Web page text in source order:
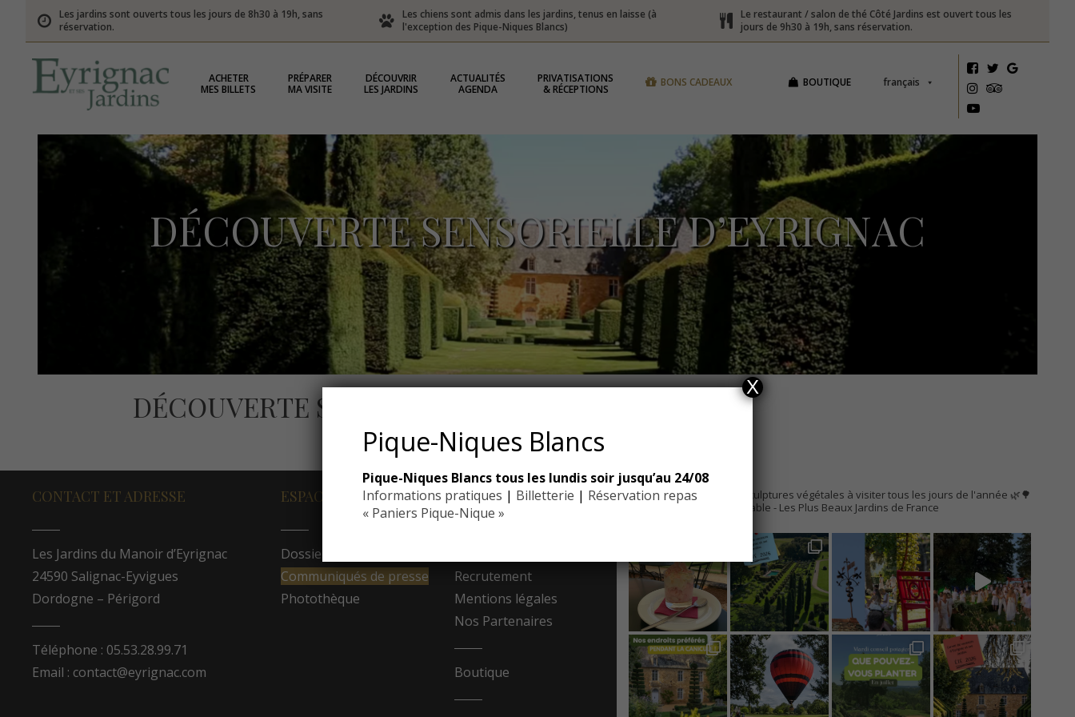
Les jardins sont ouverts tous les jours de 8h30 à 19h, sans
réservation.
Les chiens sont admis dans les jardins, tenus en laisse (à
l'exception des Pique-Niques Blancs)
Le restaurant / salon de thé Côté Jardins est ouvert tous les
jours de 9h30 à 19h, sans réservation.
ACHETER
MES BILLETS
PRÉPARER
MA VISITE
DÉCOUVRIR
LES JARDINS
ACTUALITÉS
AGENDA
PRIVATISATIONS
& RÉCEPTIONS
français
BOUTIQUE
BONS CADEAUX
DÉCOUVERTE SENSORIELLE D’EYRIGNAC
DÉCOUVERTE SENSORIELLE D’EYRIGNAC
CONTACT ET ADRESSE
Les Jardins du Manoir d’Eyrignac
24590 Salignac-Eyvigues
Dordogne – Périgord
Téléphone : 05.53.28.99.71
Email : contact@eyrignac.com
ESPACE PRESSE
Dossier de presse
Communiqués de presse
Photothèque
Recrutement
Mentions légales
Nos Partenaires
Boutique
EYRIGNAC
10 hectares de sculptures végétales à visiter tous les jours de l'année 🌿🌳
- Jardin Remarquable- Les Plus Beaux Jardins de France
Pique-Niques Blancs
Pique-Niques Blancs tous les lundis soir jusqu’au 24/08
Informations pratiques | Billetterie | Réservation repas
« Paniers Pique-Nique »
X